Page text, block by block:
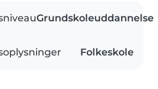
Grundskoleuddannelse
Folkeskole